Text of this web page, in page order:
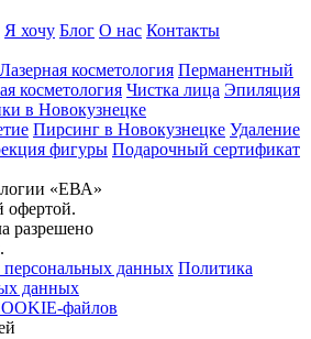
Я хочу Блог О нас Контакты
Лазерная косметология Перманентный
косметология Чистка лица Эпиляция
в Новокузнецке
Пирсинг в Новокузнецке Удаление
фигуры Подарочный сертификат
«ЕВА»
офертой.
разрешено
персональных данных Политика
данных
файлов